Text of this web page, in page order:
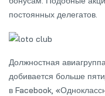
постоянных делегатов.
Должностная
добивается больше
в Facebook,